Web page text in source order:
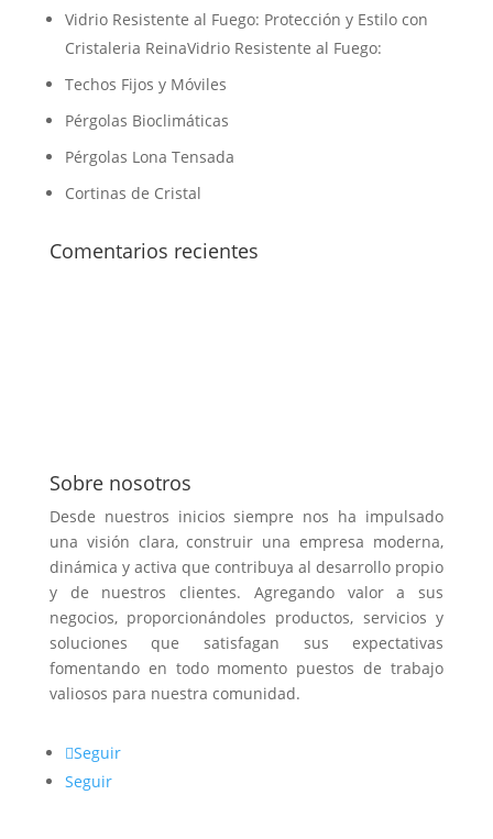
Vidrio Resistente al Fuego: Protección y Estilo con
Cristaleria ReinaVidrio Resistente al Fuego:
Techos Fijos y Móviles
Pérgolas Bioclimáticas
Pérgolas Lona Tensada
Cortinas de Cristal
Comentarios recientes
Sobre nosotros
Desde nuestros inicios siempre nos ha impulsado
una visión clara, construir una empresa moderna,
dinámica y activa que contribuya al desarrollo propio
y de nuestros clientes. Agregando valor a sus
negocios, proporcionándoles productos, servicios y
soluciones que satisfagan sus expectativas
fomentando en todo momento puestos de trabajo
valiosos para nuestra comunidad.
Seguir
Seguir